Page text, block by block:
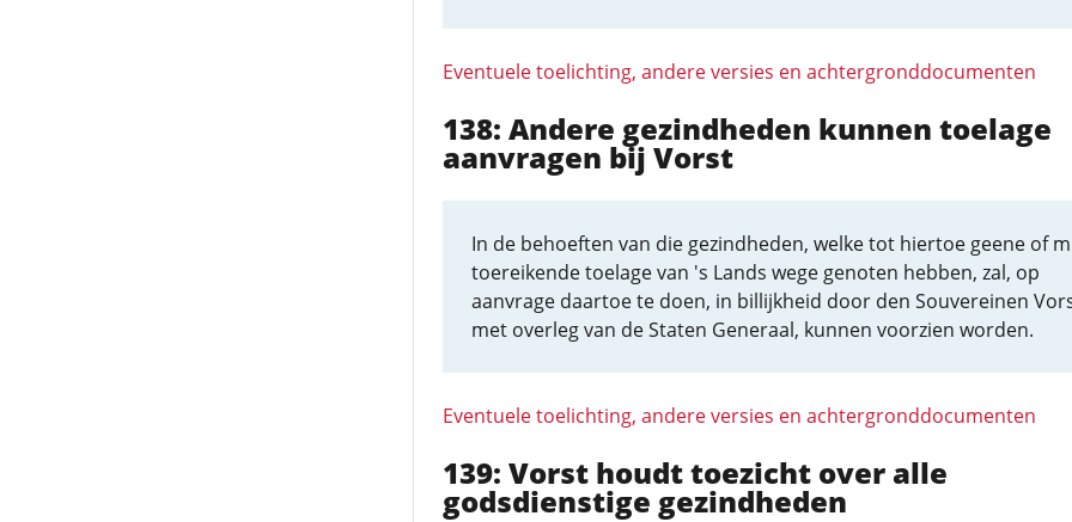
Eventuele toelichting, andere versies en achtergronddocumenten
138: Andere gezindheden kunnen toelage
aanvragen bij Vorst
In de behoeften van die gezindheden, welke tot hiertoe geene of
toereikende toelage van 's Lands wege genoten hebben, zal, op
aanvrage daartoe te doen, in billijkheid door den Souvereinen
met overleg van de Staten Generaal, kunnen voorzien worden.
Eventuele toelichting, andere versies en achtergronddocumenten
139: Vorst houdt toezicht over alle
godsdienstige gezindheden